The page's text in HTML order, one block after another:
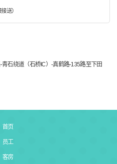
送）
石绕道（石桥IC）-真鹤路-135路至下田
首页
员工
客房